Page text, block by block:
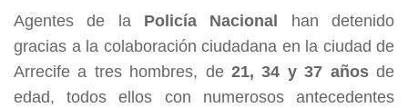
Agentes de la Policía Nacional
han detenido
gracias a la colaboración ciudadana en la ciudad de
Arrecife a tres hombres, de 21, 34 y 37 añosde
edad, todos ellos con numerosos antecedentes